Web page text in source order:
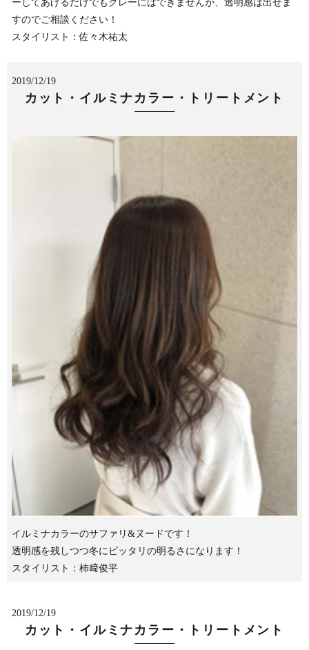
ーしてあげるだけでもグレーにはできませんが、透明感は出せま
すのでご相談ください！
スタイリスト：佐々木祐太
2019/12/19
カット・イルミナカラー・トリートメント
イルミナカラーのサファリ&ヌードです！
透明感を残しつつ冬にピッタリの明るさになります！
スタイリスト：柿﨑俊平
2019/12/19
カット・イルミナカラー・トリートメント